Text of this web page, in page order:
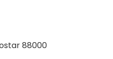
88000